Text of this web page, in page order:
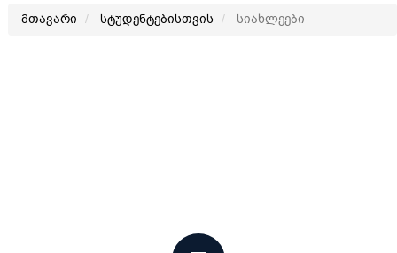
მთავარი სტუდენტებისთვის სიახლეები